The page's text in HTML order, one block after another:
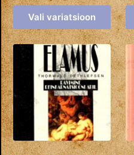
Vali variatsioon